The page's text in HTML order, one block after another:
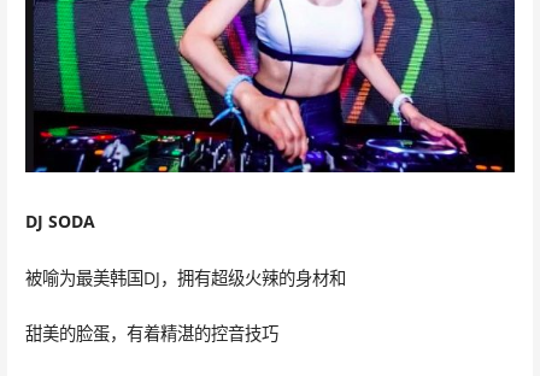
DJ SODA
被喻为最美韩国DJ，拥有超级火辣的身材和
甜美的脸蛋，有着精湛的控音技巧